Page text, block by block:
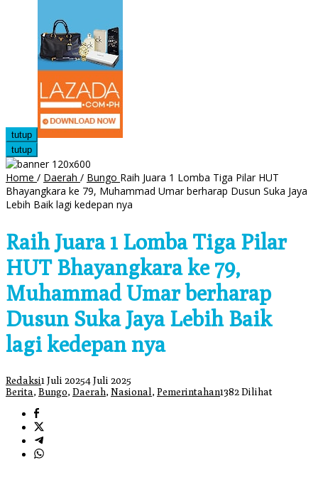
tutup
tutup
Home / Daerah / Bungo Raih Juara 1 Lomba Tiga Pilar HUT
Bhayangkara ke 79, Muhammad Umar berharap Dusun Suka Jaya
Lebih Baik lagi kedepan nya
Raih Juara 1 Lomba Tiga Pilar
HUT Bhayangkara ke 79,
Muhammad Umar berharap
Dusun Suka Jaya Lebih Baik
lagi kedepan nya
Redaksi1 Juli 20254 Juli 2025
Berita, Bungo, Daerah, Nasional , Pemerintahan1382 Dilihat